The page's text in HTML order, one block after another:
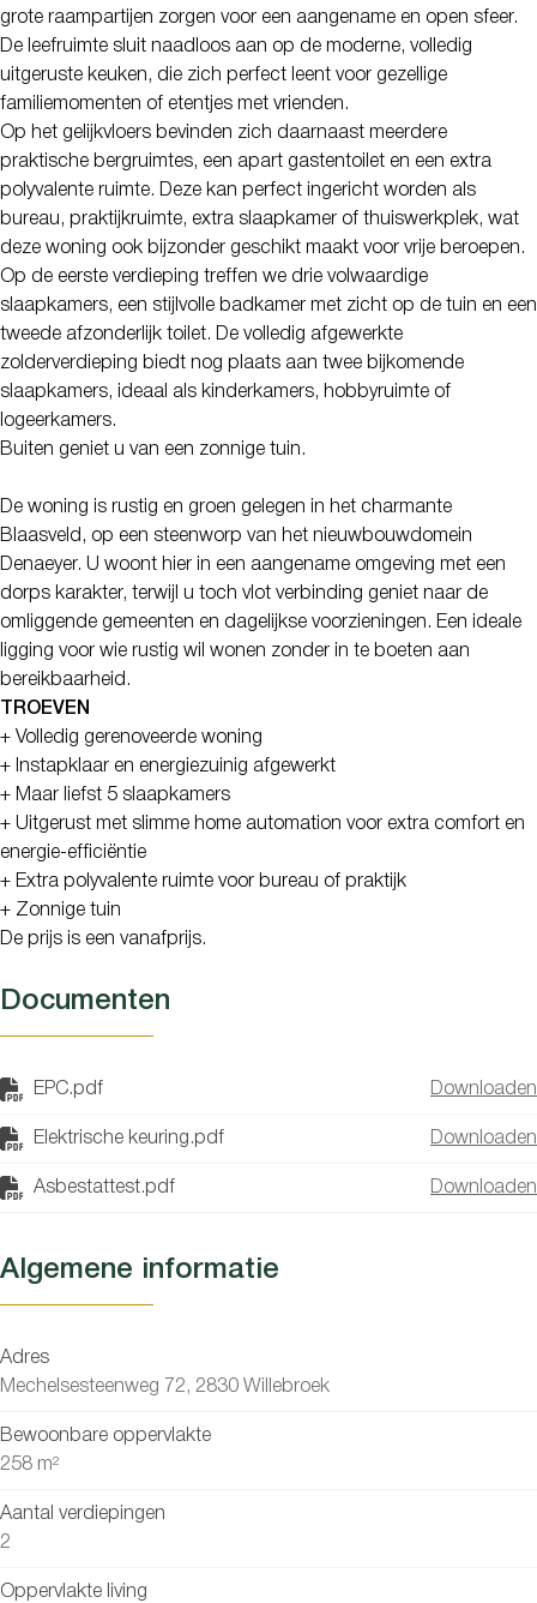
grote raampartijen zorgen voor een aangename en open sfeer.
De leefruimte sluit naadloos aan op de moderne, volledig
uitgeruste keuken, die zich perfect leent voor gezellige
familiemomenten of etentjes met vrienden.
Op het gelijkvloers bevinden zich daarnaast meerdere
praktische bergruimtes, een apart gastentoilet en een extra
polyvalente ruimte. Deze kan perfect ingericht worden als
bureau, praktijkruimte, extra slaapkamer of thuiswerkplek, wat
deze woning ook bijzonder geschikt maakt voor vrije beroepen.
Op de eerste verdieping treffen we drie volwaardige
slaapkamers, een stijlvolle badkamer met zicht op de tuin en een
tweede afzonderlijk toilet. De volledig afgewerkte
zolderverdieping biedt nog plaats aan twee bijkomende
slaapkamers, ideaal als kinderkamers, hobbyruimte of
logeerkamers.
Buiten geniet u van een zonnige tuin.
De woning is rustig en groen gelegen in het charmante
Blaasveld, op een steenworp van het nieuwbouwdomein
Denaeyer. U woont hier in een aangename omgeving met een
dorps karakter, terwijl u toch vlot verbinding geniet naar de
omliggende gemeenten en dagelijkse voorzieningen. Een ideale
ligging voor wie rustig wil wonen zonder in te boeten aan
bereikbaarheid.
TROEVEN
+ Volledig gerenoveerde woning
+ Instapklaar en energiezuinig afgewerkt
+ Maar liefst 5 slaapkamers
+ Uitgerust met slimme home automation voor extra comfort en
energie-efficiëntie
+ Extra polyvalente ruimte voor bureau of praktijk
+ Zonnige tuin
De prijs is een vanafprijs.
Documenten
EPC.pdf Downloaden
Elektrische keuring.pdf Downloaden
Asbestattest.pdf Downloaden
Algemene informatie
Adres
Mechelsesteenweg 72, 2830 Willebroek
Bewoonbare oppervlakte
258 m²
Aantal verdiepingen
2
Oppervlakte living